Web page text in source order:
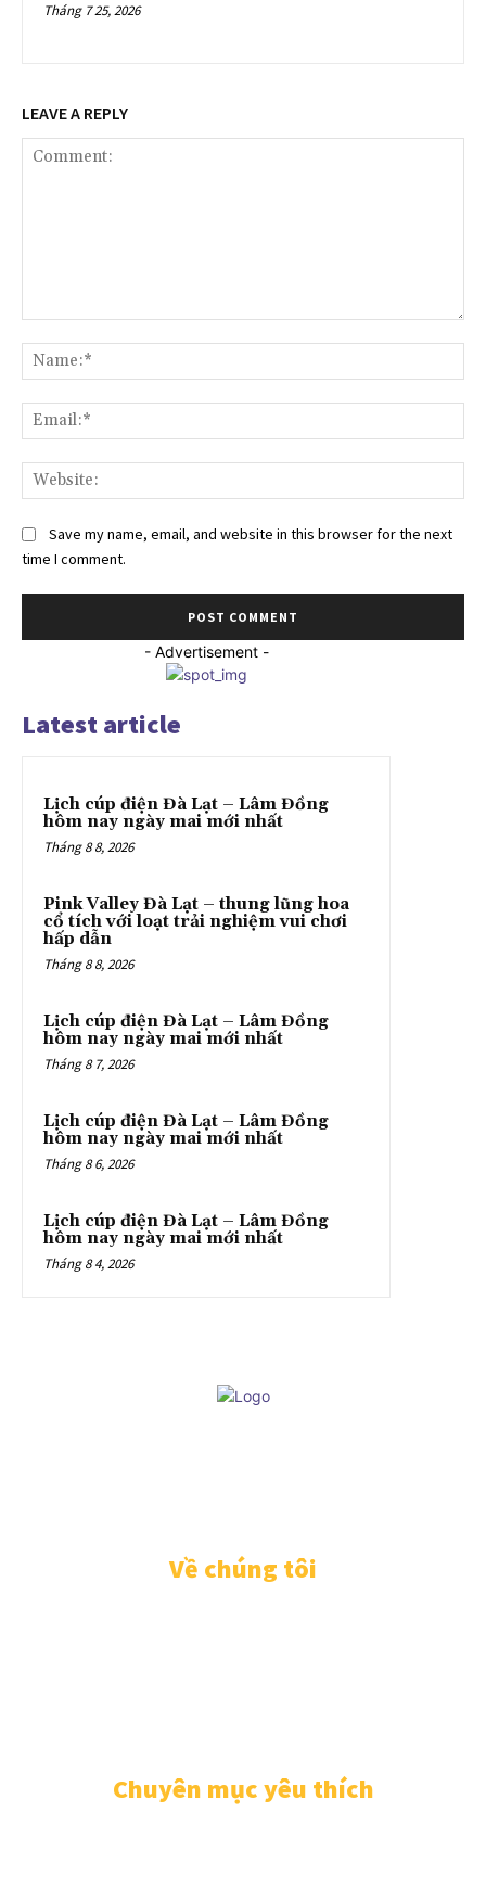
Tháng 7 25, 2026
LEAVE A REPLY
Save my name, email, and website in this browser for the next
time I comment.
- Advertisement -
Latest article
Lịch cúp điện Đà Lạt – Lâm Đồng
hôm nay ngày mai mới nhất
Tháng 8 8, 2026
Pink Valley Đà Lạt – thung lũng hoa
cổ tích với loạt trải nghiệm vui chơi
hấp dẫn
Tháng 8 8, 2026
Lịch cúp điện Đà Lạt – Lâm Đồng
hôm nay ngày mai mới nhất
Tháng 8 7, 2026
Lịch cúp điện Đà Lạt – Lâm Đồng
hôm nay ngày mai mới nhất
Tháng 8 6, 2026
Lịch cúp điện Đà Lạt – Lâm Đồng
hôm nay ngày mai mới nhất
Tháng 8 4, 2026
Về chúng tôi
Chuyên mục yêu thích